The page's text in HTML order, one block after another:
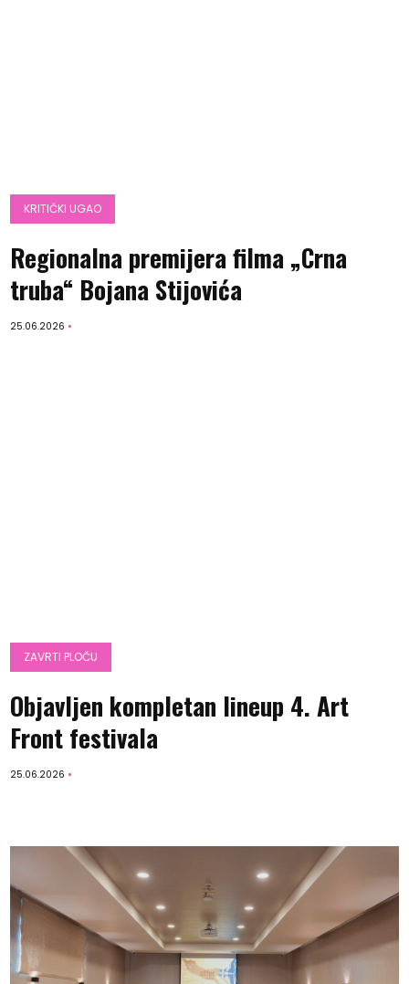
KRITIČKI UGAO
Regionalna premijera filma „Crna
truba“ Bojana Stijovića
25.06.2026
ZAVRTI PLOČU
Objavljen kompletan lineup 4. Art
Front festivala
25.06.2026